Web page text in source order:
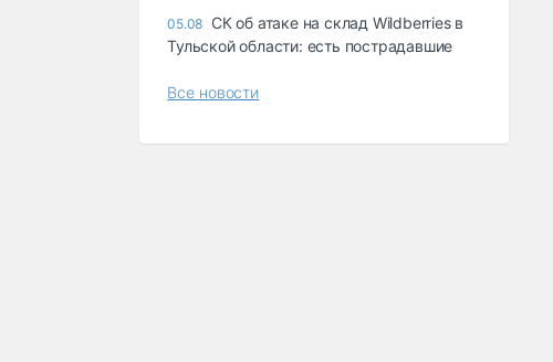
05.08 СК об атаке на склад Wildberries в
Тульской области: есть пострадавшие
Все новости